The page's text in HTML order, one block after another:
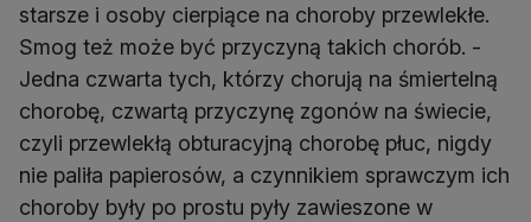
starsze i osoby cierpiące na choroby przewlekłe.
Smog też może być przyczyną takich chorób. -
Jedna czwarta tych, którzy chorują na śmiertelną
chorobę, czwartą przyczynę zgonów na świecie,
czyli przewlekłą obturacyjną chorobę płuc, nigdy
nie paliła papierosów, a czynnikiem sprawczym ich
choroby były po prostu pyły zawieszone w